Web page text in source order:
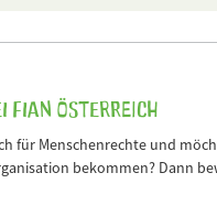
FIAN Österreich
für Menschenrechte und
bekommen? Dann